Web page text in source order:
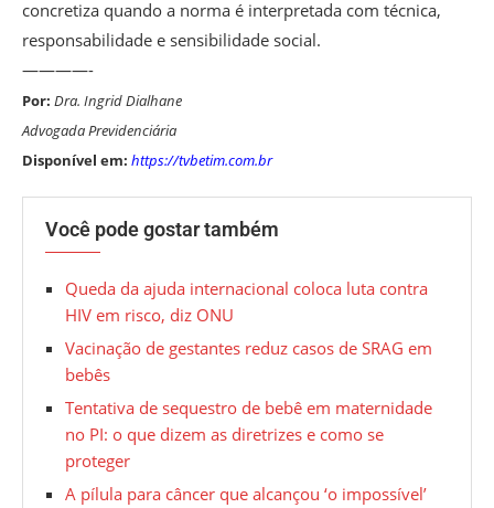
concretiza quando a norma é interpretada com técnica,
responsabilidade e sensibilidade social.
————-
Por: Dra. Ingrid Dialhane
Advogada Previdenciária
Disponível em: https://tvbetim.com.br
Você pode gostar também
Queda da ajuda internacional coloca luta contra
HIV em risco, diz ONU
Vacinação de gestantes reduz casos de SRAG em
bebês
Tentativa de sequestro de bebê em maternidade
no PI: o que dizem as diretrizes e como se
proteger
A pílula para câncer que alcançou ‘o impossível’